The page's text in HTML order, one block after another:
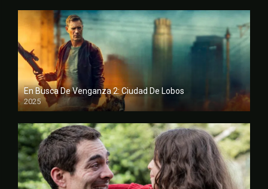
En Busca De Venganza 2: Ciudad De Lobos
2025
FULL HD